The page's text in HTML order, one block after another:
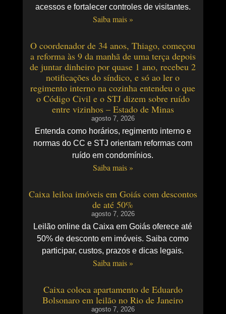
acessos e fortalecer controles de visitantes.
Saiba mais »
O coordenador de 34 anos, Thiago, começou
a reforma às 9 da manhã de uma terça depois
de juntar dinheiro por quase 1 ano, recebeu 2
notificações do síndico, e só ao ler o
regimento interno na cozinha entendeu o que
o Código Civil e o STJ dizem sobre ruído
entre vizinhos – Estado de Minas
agosto 7, 2026
Entenda como horários, regimento interno e
normas do CC e STJ orientam reformas com
ruído em condomínios.
Saiba mais »
Caixa leiloa imóveis em Goiás com descontos
de até 50%
agosto 7, 2026
Leilão online da Caixa em Goiás oferece até
50% de desconto em imóveis. Saiba como
participar, custos, prazos e dicas legais.
Saiba mais »
Caixa coloca apartamento de Eduardo
Bolsonaro em leilão no Rio de Janeiro
agosto 7, 2026